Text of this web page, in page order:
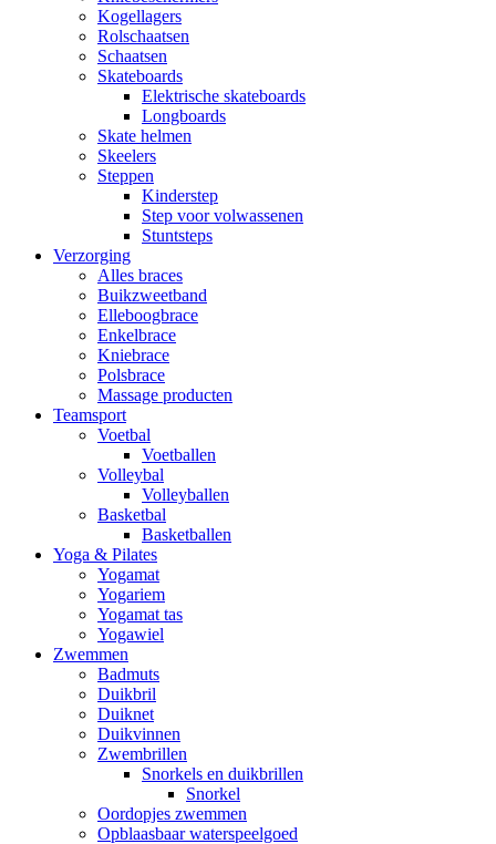
Kogellagers
Rolschaatsen
Schaatsen
Skateboards
Elektrische skateboards
Longboards
Skate helmen
Skeelers
Steppen
Kinderstep
Step voor volwassenen
Stuntsteps
Verzorging
Alles braces
Buikzweetband
Elleboogbrace
Enkelbrace
Kniebrace
Polsbrace
Massage producten
Teamsport
Voetbal
Voetballen
Volleybal
Volleyballen
Basketbal
Basketballen
Yoga & Pilates
Yogamat
Yogariem
Yogamat tas
Yogawiel
Zwemmen
Badmuts
Duikbril
Duiknet
Duikvinnen
Zwembrillen
Snorkels en duikbrillen
Snorkel
Oordopjes zwemmen
Opblaasbaar waterspeelgoed